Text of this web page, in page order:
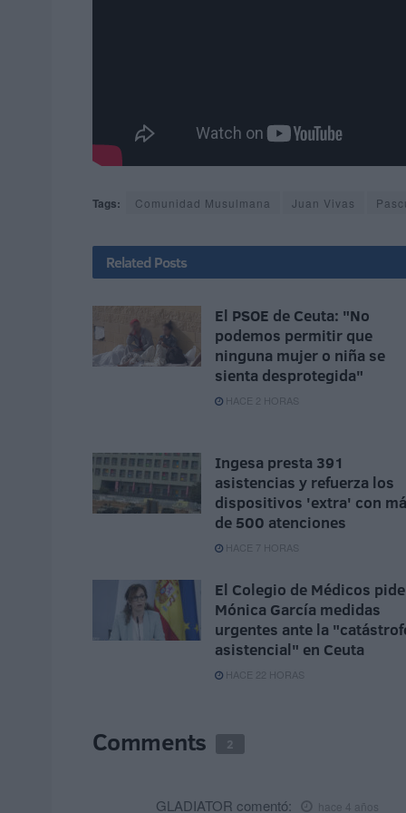
Tags: Comunidad Musulmana Juan Vivas
Related Posts
El PSOE de Ceuta: "No
podemos permitir que
ninguna mujer o niña se
sienta desprotegida"
HACE 2 HORAS
Ingesa presta 391
asistencias y refuerza los
dispositivos 'extra' con
de 500 atenciones
HACE 7 HORAS
El Colegio de Médicos
Mónica García medidas
urgentes ante la
asistencial" en Ceuta
HACE 22 HORAS
Comments 2
GLADIATOR comentó: hace 4 años